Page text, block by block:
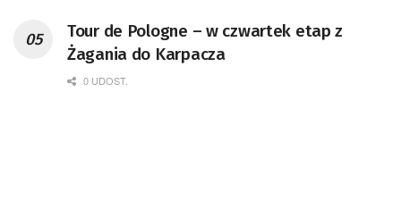
Tour de Pologne – w czwartek etap z
Żagania do Karpacza
0 UDOST.